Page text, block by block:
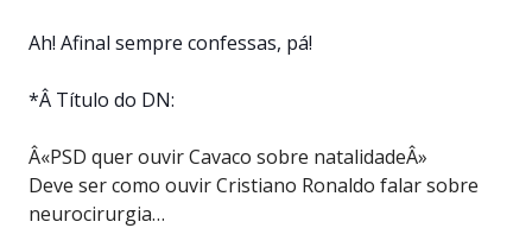
Ah! Afinal sempre confessas, pá!
*Â Título do DN:
Â«PSD quer ouvir Cavaco sobre natalidadeÂ»
Deve ser como ouvir Cristiano Ronaldo falar sobre
neurocirurgia…